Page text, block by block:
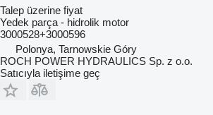
Talep üzerine fiyat
Yedek parça - hidrolik motor
3000528+3000596
Polonya, Tarnowskie Góry
ROCH POWER HYDRAULICS Sp. z o.o.
Satıcıyla iletişime geç